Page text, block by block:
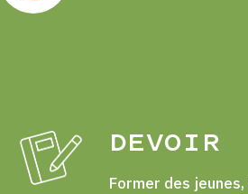
DEVOIR
Former des